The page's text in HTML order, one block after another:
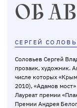
ОБ
СЕРГЕЙ
Соловьев Сергей
прозаик, художник.
числе которых
2010), «Адамов
Лауреат премии
Премии Андрея